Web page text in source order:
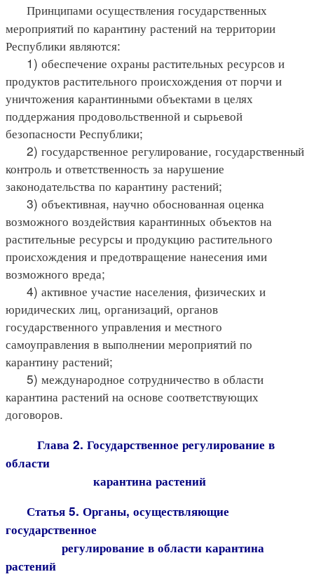
Принципами осуществления государственных
мероприятий по карантину растений на территории
Республики являются:
1) обеспечение охраны растительных ресурсов и
продуктов растительного происхождения от порчи и
уничтожения карантинными объектами в целях
поддержания продовольственной и сырьевой
безопасности Республики;
2) государственное регулирование, государственный
контроль и ответственность за нарушение
законодательства по карантину растений;
3) объективная, научно обоснованная оценка
возможного воздействия карантинных объектов на
растительные ресурсы и продукцию растительного
происхождения и предотвращение нанесения ими
возможного вреда;
4) активное участие населения, физических и
юридических лиц, организаций, органов
государственного управления и местного
самоуправления в выполнении мероприятий по
карантину растений;
5) международное сотрудничество в области
карантина растений на основе соответствующих
договоров.
Глава 2. Государственное регулирование в
области
карантина растений
Статья 5. Органы, осуществляющие
государственное
регулирование в области карантина
растений